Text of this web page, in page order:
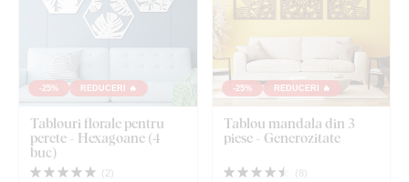
-25% REDUCERI 🔥
Tablouri florale pentru
perete - Hexagoane (4
buc)
( 2)
-25% REDUCERI 🔥
Tablou mandala din 3
piese - Generozitate
( 8 )